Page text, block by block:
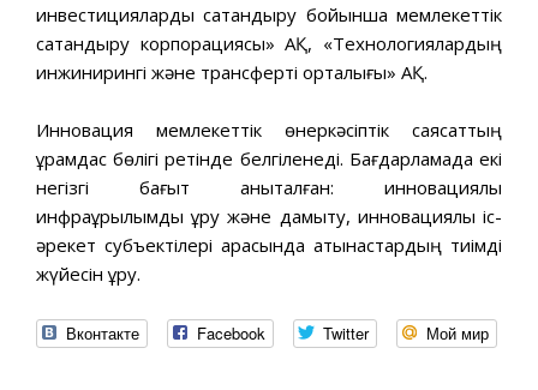
инвестицияларды сақтандыру бойынша мемлекеттік
сақтандыру корпорациясы» АҚ, «Технологиялардың
инжинирингі жəне трансферті орталығы» АҚ.
Инновация мемлекеттік өнеркəсіптік саясаттың
құрамдас бөлігі ретінде белгіленеді. Бағдарламада екі
негізгі бағыт анықталған: инновациялық
инфрақұрылымды құру жəне дамыту, инновациялық іс-
əрекет субъектілері арасында қатынастардың тиімді
жүйесін құру.
Вконтакте Facebook Twitter Мой мир